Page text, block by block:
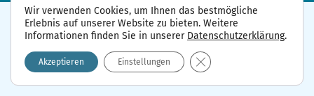
Wir verwenden Cookies, um Ihnen das bestmögliche
Erlebnis auf unserer Website zu bieten. Weitere
Informationen finden Sie in unserer Datenschutzerklärung.
Akzeptieren Einstellungen GDPR Cookie-Banner